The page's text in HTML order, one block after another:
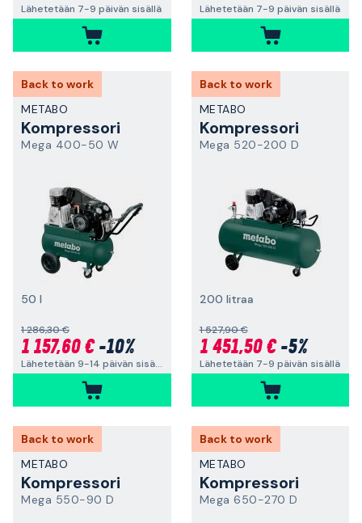
Lähetetään 7-9 päivän sisällä Lähetetään 7-9 päivän sisällä
Back to work
METABO
Kompressori
Mega 400-50 W
50 l
1 286,30 €
1 157,60 €-10%
Lähetetään 9-14 päivän sisällä
Back to work
METABO
Kompressori
Mega 520-200 D
200 litraa
1 527,90 €
1 451,50 €-5%
Lähetetään 7-9 päivän sisällä
Back to work
METABO
Kompressori
Mega 550-90 D
Back to work
METABO
Kompressori
Mega 650-270 D